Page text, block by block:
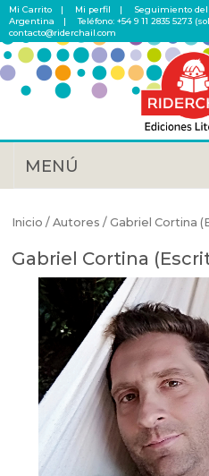
Mi Carrito Mi perfil Seguimiento del
Argentina
Teléfono: +54 9 11 2835 5273
contacto@riderchail.com
MENÚ
Inicio / Autores / Gabriel Cortina
Gabriel Cortina